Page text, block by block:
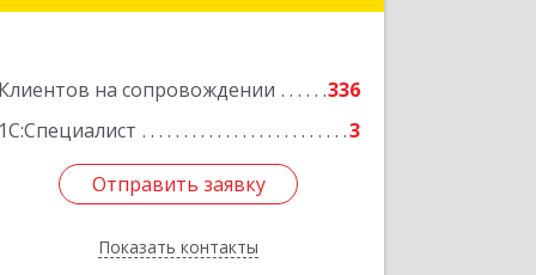
Клиентов на сопровождении
336
1С:Специалист
3
Отправить заявку
Показать контакты
Отправить заявку
Назад